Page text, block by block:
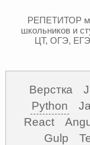
РЕПЕТИТОР
школьников и
ЦТ, ОГЭ,
Верстка
Python
React
Gulp